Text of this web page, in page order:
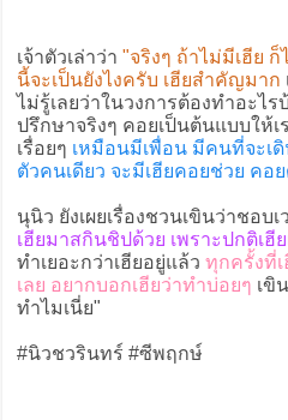
เจ้าตัวเล่าว่า "จริงๆ ถ้าไม่มีเฮีย
นี้จะเป็นยังไงครับ เฮียสำคัญมาก
ไม่รู้เลยว่าในวงการต้องทำอะไ
ปรึกษาจริงๆ คอยเป็นต้นแบบให้เ
เรื่อยๆ เหมือนมีเพื่อน มีคนที่จะเดิ
ตัวคนเดียว จะมีเฮียคอยช่วย คอ
นุนิว ยังเผยเรื่องชวนเขินว่าชอบ
เฮียมาสกินชิปด้วย เพราะปกติเ
ทำเยอะกว่าเฮียอยู่แล้ว ทุกครั้งที่
เลย อยากบอกเฮียว่าทำบ่อยๆ เขิ
ทำไมเนี่ย"
#นิวชวรินทร์ #ซีพฤกษ์